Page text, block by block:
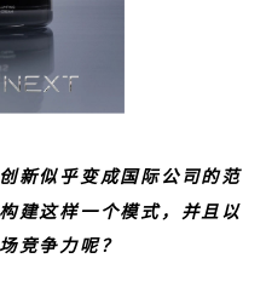
新似乎变成国际公司的范
建这样一个模式，并且以
竞争力呢？